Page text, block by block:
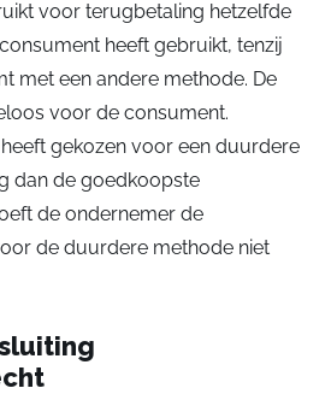
voor terugbetaling hetzelfde
heeft gebruikt, tenzij
met een andere methode. De
voor de consument.
gekozen voor een duurdere
dan de goedkoopste
de ondernemer de
de duurdere methode niet